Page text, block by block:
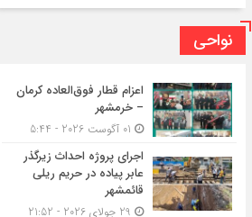
نواحی
اعزام قطار فوق‌العاده کرمان
– خرمشهر
اجرای پروژه احداث زیرگذر
عابر پیاده در حریم ریلی
قائمشهر